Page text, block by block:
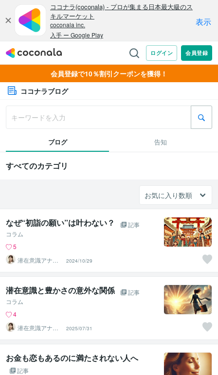
会員登録で10％割引クーポンを獲得！
ココナラブログ
ブログ 告知
すべてのカテゴリ
なぜ“初詣の願い”は叶わない？
記事
コラム
5
潜在意識アナリ
スト 吉村京子
2024/10/29
潜在意識と豊かさの意外な関係
記事
コラム
4
潜在意識アナリ
スト 吉村京子
2025/07/31
お金も恋もあるのに満たされない人へ
記事